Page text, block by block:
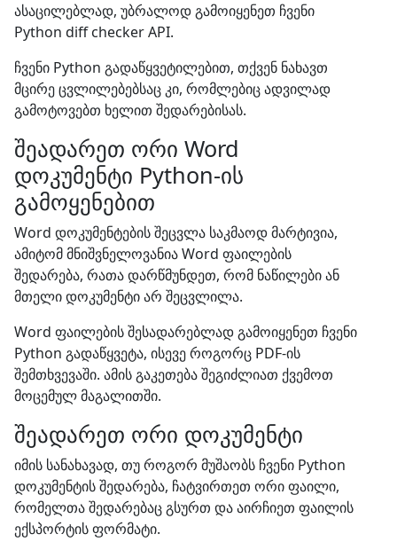
ასაცილებლად, უბრალოდ გამოიყენეთ ჩვენი
Python diff checker API.
ჩვენი Python გადაწყვეტილებით, თქვენ ნახავთ
მცირე ცვლილებებსაც კი, რომლებიც ადვილად
გამოტოვებთ ხელით შედარებისას.
შეადარეთ ორი Word
დოკუმენტი Python-ის
გამოყენებით
Word დოკუმენტების შეცვლა საკმაოდ მარტივია,
ამიტომ მნიშვნელოვანია Word ფაილების
შედარება, რათა დარწმუნდეთ, რომ ნაწილები ან
მთელი დოკუმენტი არ შეცვლილა.
Word ფაილების შესადარებლად გამოიყენეთ ჩვენი
Python გადაწყვეტა, ისევე როგორც PDF-ის
შემთხვევაში. ამის გაკეთება შეგიძლიათ ქვემოთ
მოცემულ მაგალითში.
შეადარეთ ორი დოკუმენტი
იმის სანახავად, თუ როგორ მუშაობს ჩვენი Python
დოკუმენტის შედარება, ჩატვირთეთ ორი ფაილი,
რომელთა შედარებაც გსურთ და აირჩიეთ ფაილის
ექსპორტის ფორმატი.